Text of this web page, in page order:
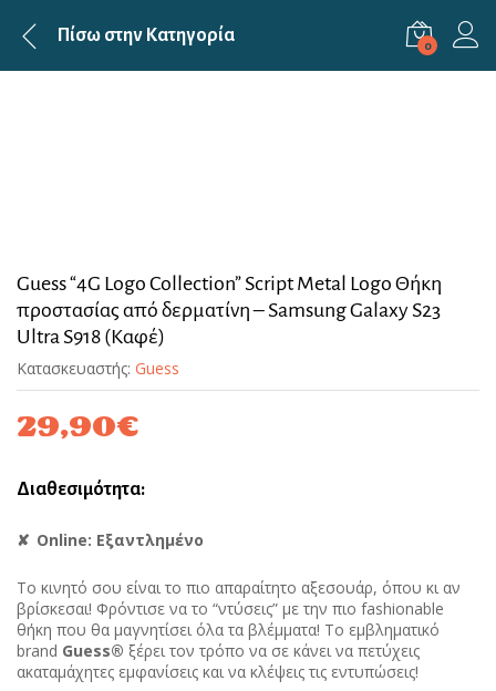
Πίσω στην Κατηγορία 0
Guess “4G Logo Collection” Script Metal Logo Θήκη
προστασίας από δερματίνη – Samsung Galaxy S23
Ultra S918 (Καφέ)
Κατασκευαστής: Guess
29,90€
Διαθεσιμότητα:
Online: Εξαντλημένο
Το κινητό σου είναι το πιο απαραίτητο αξεσουάρ, όπου κι αν
βρίσκεσαι! Φρόντισε να το “ντύσεις” με την πιο fashionable
θήκη που θα μαγνητίσει όλα τα βλέμματα! Το εμβληματικό
brand Guess® ξέρει τον τρόπο να σε κάνει να πετύχεις
ακαταμάχητες εμφανίσεις και να κλέψεις τις εντυπώσεις!